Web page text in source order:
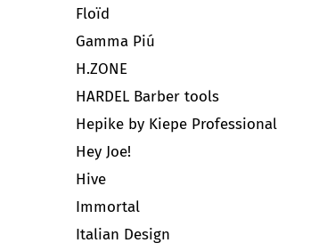
Floïd
Gamma Piú
H.ZONE
HARDEL Barber tools
Hepike by Kiepe Professional
Hey Joe!
Hive
Immortal
Italian Design